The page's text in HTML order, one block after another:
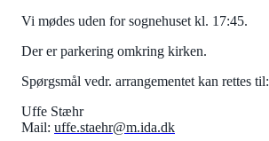
Vi mødes uden for sognehuset kl. 17:45.
Der er parkering omkring kirken.
Spørgsmål vedr. arrangementet kan rettes til:
Uffe Stæhr
Mail: uffe.staehr@m.ida.dk